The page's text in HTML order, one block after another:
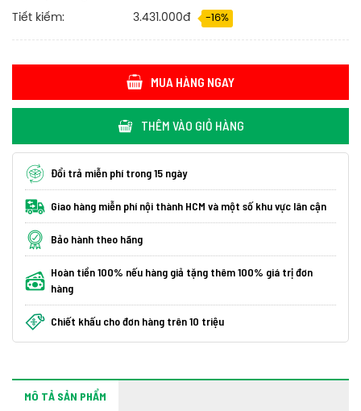
Tiết kiếm: 3.431.000đ -16%
MUA HÀNG NGAY
THÊM VÀO GIỎ HÀNG
Đổi trả miễn phí trong 15 ngày
Giao hàng miễn phí nội thành HCM và một số khu vực lân cận
Bảo hành theo hãng
Hoàn tiền 100% nếu hàng giả tặng thêm 100% giá trị đơn
hàng
Chiết khấu cho đơn hàng trên 10 triệu
MÔ TẢ SẢN PHẨM